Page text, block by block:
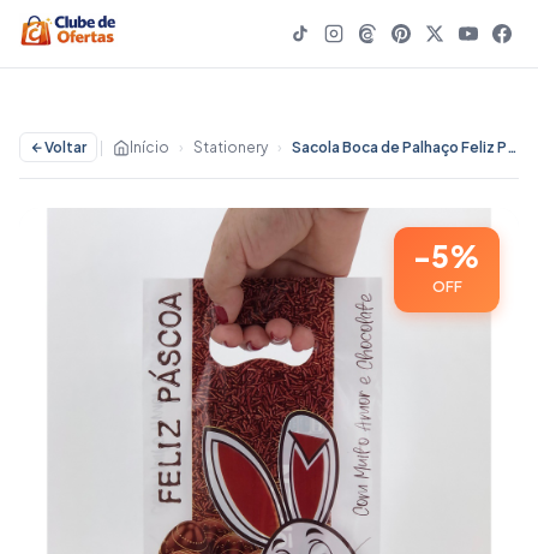
Voltar Início › Stationery › Sacola Boca de Palhaço Feliz Páscoa 0,8 50 unidades - 5% OFF | Stationery
-5%
OFF